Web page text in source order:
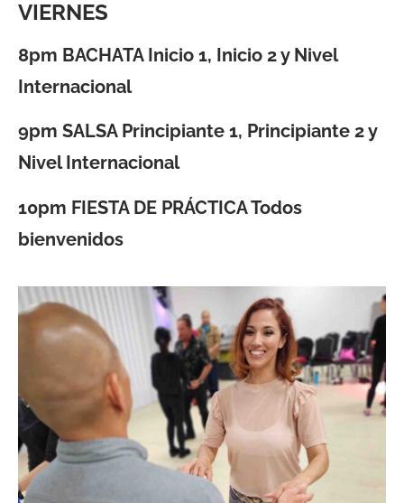
VIERNES
8pm BACHATA Inicio 1, Inicio 2 y Nivel
Internacional
9pm SALSA Principiante 1, Principiante 2 y
Nivel Internacional
10pm FIESTA DE PRÁCTICA Todos
bienvenidos